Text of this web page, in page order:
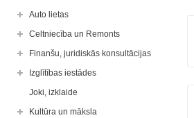
Auto lietas
Celtniecība un Remonts
Finanšu, juridiskās konsultācijas
Izglītības iestādes
Joki, izklaide
Kultūra un māksla